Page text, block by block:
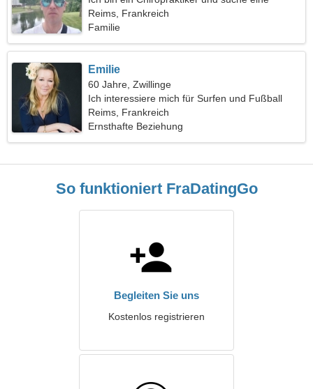
aufrichtige Frau
Reims, Frankreich
Familie
Emilie
60 Jahre, Zwillinge
Ich interessiere mich für Surfen und Fußball
Reims, Frankreich
Ernsthafte Beziehung
So funktioniert FraDatingGo
Begleiten Sie uns
Kostenlos registrieren